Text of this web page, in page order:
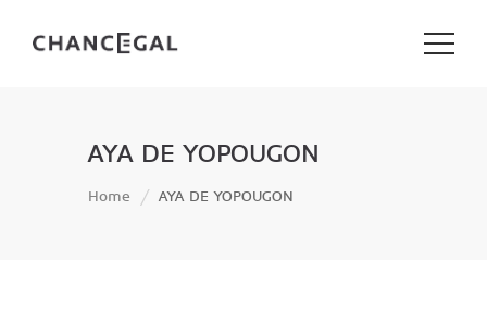
AYA DE YOPOUGON
Home AYA DE YOPOUGON